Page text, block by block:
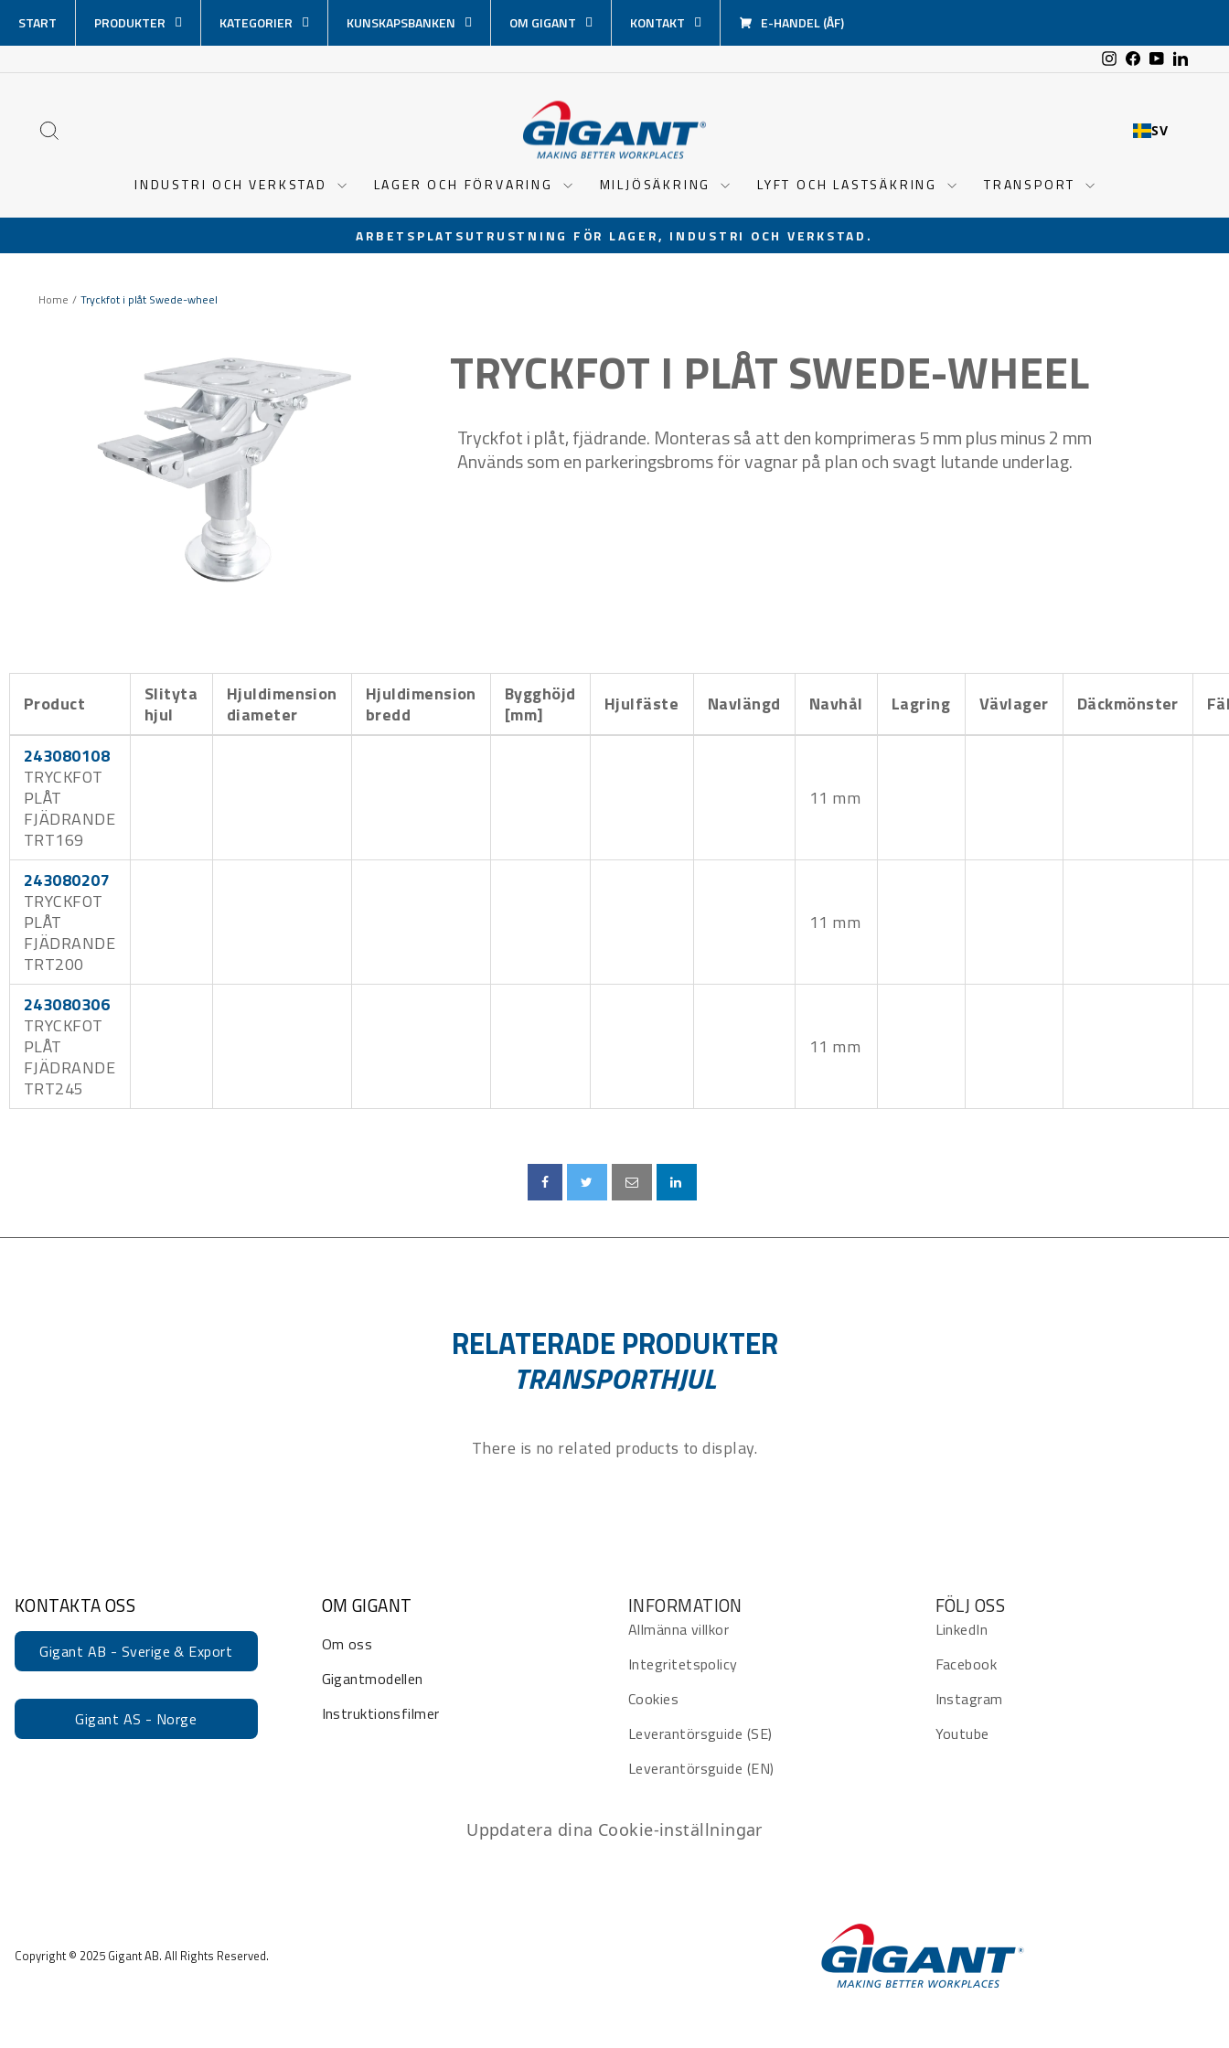
över
innehåll
START PRODUKTER KATEGORIER KUNSKAPSBANKEN OM GIGANT KONTAKT E-HANDEL (ÅF)
Instagram
Facebook
YouTube
SV
INDUSTRI OCH VERKSTAD LAGER OCH FÖRVARING MILJÖSÄKRING LYFT OCH LASTSÄKRING TRANSPORT
Pausa
ARBETSPLATSUTRUSTNING FÖR LAGER, INDUSTRI OCH VERKSTAD.
Home / Tryckfot i plåt Swede-wheel
TRYCKFOT I PLÅT SWEDE-WHEEL
Tryckfot i plåt, fjädrande. Monteras så att den komprimeras 5 mm plus minus 2 mm
Används som en parkeringsbroms för vagnar på plan och svagt lutande underlag.
Product
Slityta
hjul
Hjuldimension
diameter
Hjuldimension
bredd
Bygghöjd
[mm]
Hjulfäste Navlängd Navhål Lagring Vävlager Däckmönster
243080108
TRYCKFOT
PLÅT
FJÄDRANDE
TRT169
11 mm
243080207
TRYCKFOT
PLÅT
FJÄDRANDE
TRT200
11 mm
243080306
TRYCKFOT
PLÅT
FJÄDRANDE
TRT245
11 mm
RELATERADE PRODUKTER
TRANSPORTHJUL
There is no related products to display.
KONTAKTA OSS
Gigant AB - Sverige & Export
Gigant AS - Norge
OM GIGANT
Om oss
Gigantmodellen
Instruktionsfilmer
INFORMATION
Allmänna villkor
Integritetspolicy
Cookies
Leverantörsguide (SE)
Leverantörsguide (EN)
FÖLJ OSS
LinkedIn
Facebook
Instagram
Youtube
Uppdatera dina Cookie-inställningar
Copyright © 2025 Gigant AB. All Rights Reserved.